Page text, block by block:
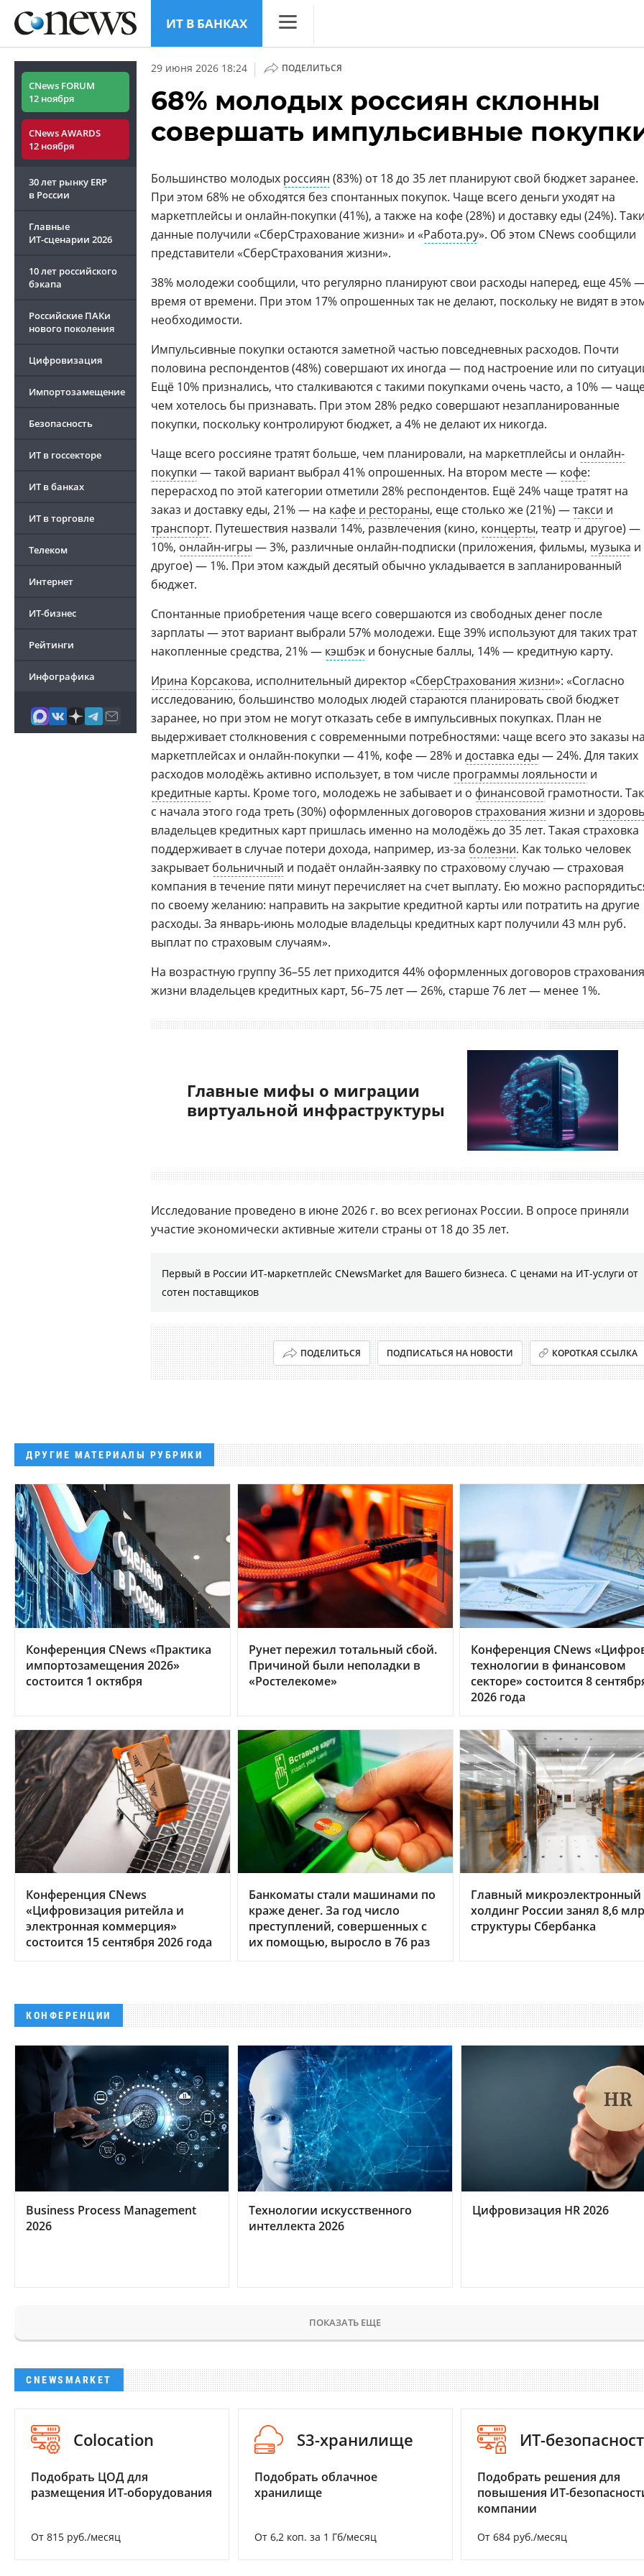
ИТ В БАНКАХ
Конференции
Маркет
ТВ
CNews FORUM
12 ноября
CNews AWARDS
12 ноября
30 лет рынку ERP
в России
Главные
ИТ-сценарии 2026
10 лет российского
бэкапа
Российские ПАКи
нового поколения
Цифровизация
Импортозамещение
Безопасность
ИТ в госсекторе
ИТ в банках
ИТ в торговле
Телеком
Интернет
ИТ-бизнес
Рейтинги
Инфографика
29 июня 2026 18:24 | ПОДЕЛИТЬСЯ
68% молодых россиян склонны
совершать импульсивные
Большинство молодых россиян (83%) от 18 до 35 лет планируют свой бюджет заранее.
При этом 68% не обходятся без спонтанных покупок. Чаще всего деньги уходят на
маркетплейсы и онлайн-покупки (41%), а также на кофе (28%) и доставку еды (24%).
данные получили «СберСтрахование жизни» и «Работа.ру». Об этом CNews сообщили
представители «СберСтрахования жизни».
38% молодежи сообщили, что регулярно планируют свои расходы наперед, еще 45%
время от времени. При этом 17% опрошенных так не делают, поскольку не видят в
необходимости.
Импульсивные покупки остаются заметной частью повседневных расходов. Почти
половина респондентов (48%) совершают их иногда — под настроение или по
Ещё 10% признались, что сталкиваются с такими покупками очень часто, а 10% —
чем хотелось бы признавать. При этом 28% редко совершают незапланированные
покупки, поскольку контролируют бюджет, а 4% не делают их никогда.
Чаще всего россияне тратят больше, чем планировали, на маркетплейсы и онлайн-
покупки — такой вариант выбрал 41% опрошенных. На втором месте — кофе:
перерасход по этой категории отметили 28% респондентов. Ещё 24% чаще тратят на
заказ и доставку еды, 21% — на кафе и рестораны, еще столько же (21%) —такси и
транспорт. Путешествия назвали 14%, развлечения (кино, концерты, театр и другое) —
10%, онлайн-игры — 3%, различные онлайн-подписки (приложения, фильмы, музыка и
другое) — 1%. При этом каждый десятый обычно укладывается в запланированный
бюджет.
Спонтанные приобретения чаще всего совершаются из свободных денег после
зарплаты — этот вариант выбрали 57% молодежи. Еще 39% используют для таких трат
накопленные средства, 21% — кэшбэк и бонусные баллы, 14% — кредитную карту.
Ирина Корсакова, исполнительный директор «СберСтрахования жизни»: «Согласно
исследованию, большинство молодых людей стараются планировать свой бюджет
заранее, но при этом не могут отказать себе в импульсивных покупках. План не
выдерживает столкновения с современными потребностями: чаще всего это заказы
маркетплейсах и онлайн-покупки — 41%, кофе — 28% и доставка еды — 24%. Для таких
расходов молодёжь активно использует, в том числе программы лояльности и
кредитные карты. Кроме того, молодежь не забывает и о финансовой грамотности.
с начала этого года треть (30%) оформленных договоров страхования жизни и
владельцев кредитных карт пришлась именно на молодёжь до 35 лет. Такая страховка
поддерживает в случае потери дохода, например, из-за болезни. Как только человек
закрываетбольничный и подаёт онлайн-заявку по страховому случаю — страховая
компания в течение пяти минут перечисляет на счет выплату. Ею можно
по своему желанию: направить на закрытие кредитной карты или потратить на другие
расходы. За январь-июнь молодые владельцы кредитных карт получили 43 млн руб.
выплат по страховым случаям».
На возрастную группу 36–55 лет приходится 44% оформленных договоров страхования
жизни владельцев кредитных карт, 56–75 лет — 26%, старше 76 лет — менее 1%.
Главные мифы о миграции
виртуальной инфраструктуры
Исследование проведено в июне 2026 г. во всех регионах России. В опросе приняли
участие экономически активные жители страны от 18 до 35 лет.
Первый в России ИТ-маркетплейс CNewsMarket для Вашего бизнеса. С ценами на ИТ-услуги от
сотен поставщиков
ПОДЕЛИТЬСЯ ПОДПИСАТЬСЯ НА НОВОСТИ КОРОТКАЯ ССЫЛКА
ДРУГИЕ МАТЕРИАЛЫ РУБРИКИ
Конференция CNews «Практика
импортозамещения 2026»
состоится 1 октября
Рунет пережил тотальный сбой.
Причиной были неполадки в
«Ростелекоме»
Конференция CNews
технологии в финансовом
секторе» состоится 8
2026 года
Конференция CNews
«Цифровизация ритейла и
электронная коммерция»
состоится 15 сентября 2026 года
Банкоматы стали машинами по
краже денег. За год число
преступлений, совершенных с
их помощью, выросло в 76 раз
Главный микроэлектронный
холдинг России занял 8,6
структуры Сбербанка
КОНФЕРЕНЦИИ
Business Process Management
2026
Технологии искусственного
интеллекта 2026
Цифровизация HR 2026
ПОКАЗАТЬ ЕЩЕ
CNEWSMARKET
Colocation
Подобрать ЦОД для
размещения ИТ-оборудования
От 815 руб./месяц
S3-хранилище
Подобрать облачное
хранилище
От 6,2 коп. за 1 Гб/месяц
ИТ-
Подобрать решения для
повышения ИТ-
компании
От 684 руб./месяц